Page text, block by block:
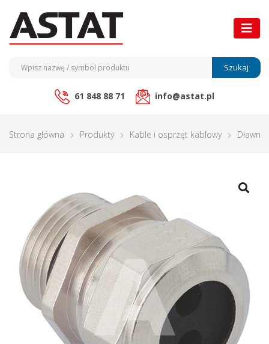
Szukaj
61 848 88 71 info@astat.pl
Strona główna Produkty Kable i osprzęt kablowy